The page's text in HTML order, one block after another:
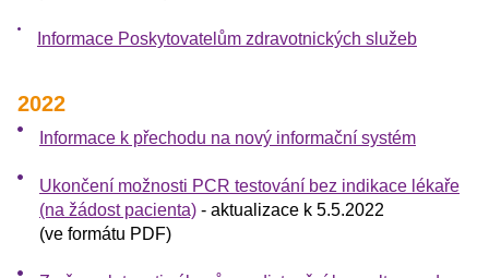
Informace Poskytovatelům zdravotnických služeb
2022
Informace k přechodu na nový informační systém
Ukončení možnosti PCR testování bez indikace lékaře
(na žádost pacienta) - aktualizace k 5.5.2022
(ve formátu PDF)